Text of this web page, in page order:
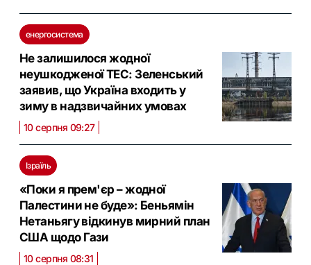
енергосистема
Не залишилося жодної
неушкодженої ТЕС: Зеленський
заявив, що Україна входить у
зиму в надзвичайних умовах
10 серпня 09:27
Ізраїль
«Поки я прем'єр – жодної
Палестини не буде»: Беньямін
Нетаньягу відкинув мирний план
США щодо Гази
10 серпня 08:31